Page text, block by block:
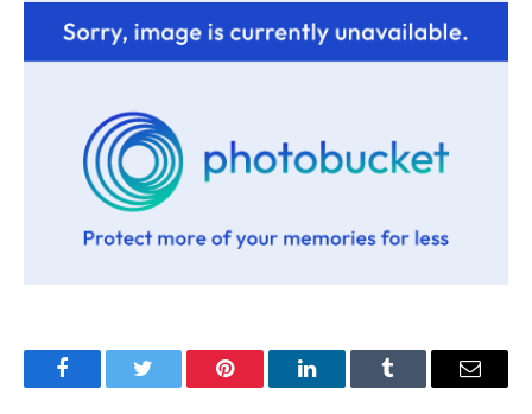
FacebookTwitter Pinterest LinkedInTumblr Имэйл